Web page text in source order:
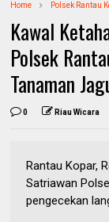
Home Polsek Rantau
Kawal
Polsek
Tanaman
0 Riau Wicara
Rantau Kopar,
Satriawan
pengecekan